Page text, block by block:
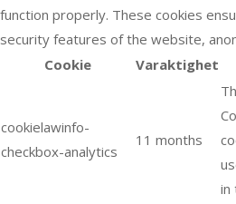
function properly. These cookies
security features of the website,
Cookie
Varaktighet
cookielawinfo-
checkbox-analytics
11 months
in